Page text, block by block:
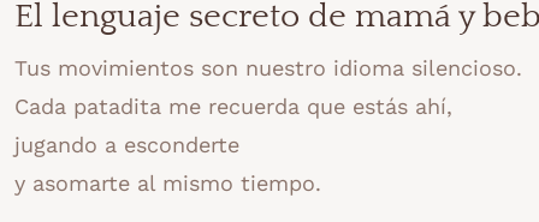
El lenguaje secreto de mamá y
Tus movimientos son nuestro idioma silencioso.
Cada patadita me recuerda que estás ahí,
jugando a esconderte
y asomarte al mismo tiempo.